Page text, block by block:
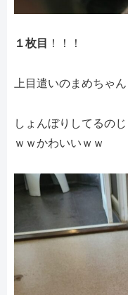
１枚目 ！！！
上目遣いのまめちゃ
しょんぼりしてるの
ｗｗかわいいｗｗ